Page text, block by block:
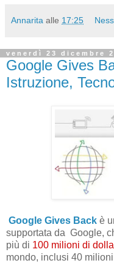
Annarita alle 17:25
venerdì 23 dicembre
Google Gives
Istruzione,
Google Gives Back è
supportata da Google,
più di 100 milioni di
mondo, inclusi 40